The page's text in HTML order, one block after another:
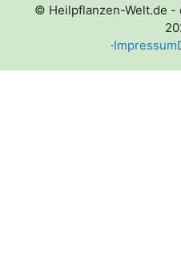
© Heilpflanzen-Welt.de -
·Impressum